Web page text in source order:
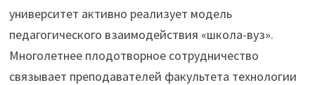
университет активно реализует модель
педагогического взаимодействия «школа-вуз».
Многолетнее плодотворное сотрудничество
связывает преподавателей факультета технологии